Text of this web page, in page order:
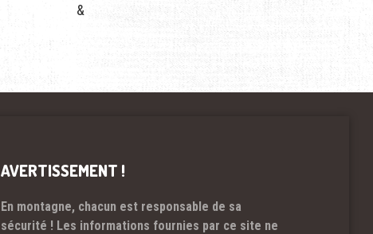
&
AVERTISSEMENT !
En montagne, chacun est responsable de sa
sécurité ! Les informations fournies par ce site ne